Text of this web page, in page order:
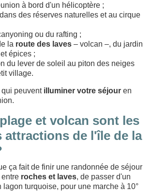
à bord d'un hélicoptère ;
des réserves naturelles et au cirque
ou du rafting ;
la route des laves – volcan –, du jardin
épices ;
du lever de soleil au piton des neiges
village.
qui peuvent illuminer votre séjour en
et volcan sont les
attractions de l'île de la
ça fait de finir une randonnée de séjour
roches et laves, de passer d'un
lagon turquoise, pour une marche à 10°